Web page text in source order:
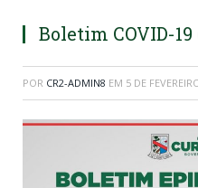
Boletim COVID-19
POR CR2-ADMIN8 EM 5 DE